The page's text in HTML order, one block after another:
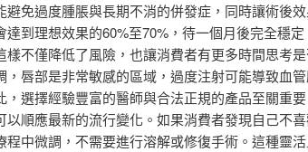
避免過度腫脹與長期不消的併發症，同時讓術後
達到理想效果的60%至70%，待一個月後完全穩
樣不僅降低了風險，也讓消費者有更多時間思考
，唇部是非常敏感的區域，過度注射可能導致血
，選擇經驗豐富的醫師與合法正規的產品至關重
以順應最新的流行變化。如果消費者發現自己不
程中微調，不需要進行溶解或修復手術。這種靈